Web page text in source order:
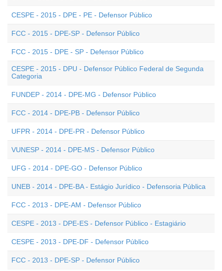
CESPE - 2015 - DPE - PE - Defensor Público
FCC - 2015 - DPE-SP - Defensor Público
FCC - 2015 - DPE - SP - Defensor Público
CESPE - 2015 - DPU - Defensor Público Federal de Segunda
Categoria
FUNDEP - 2014 - DPE-MG - Defensor Público
FCC - 2014 - DPE-PB - Defensor Público
UFPR - 2014 - DPE-PR - Defensor Público
VUNESP - 2014 - DPE-MS - Defensor Público
UFG - 2014 - DPE-GO - Defensor Público
UNEB - 2014 - DPE-BA - Estágio Jurídico - Defensoria Pública
FCC - 2013 - DPE-AM - Defensor Público
CESPE - 2013 - DPE-ES - Defensor Público - Estagiário
CESPE - 2013 - DPE-DF - Defensor Público
FCC - 2013 - DPE-SP - Defensor Público